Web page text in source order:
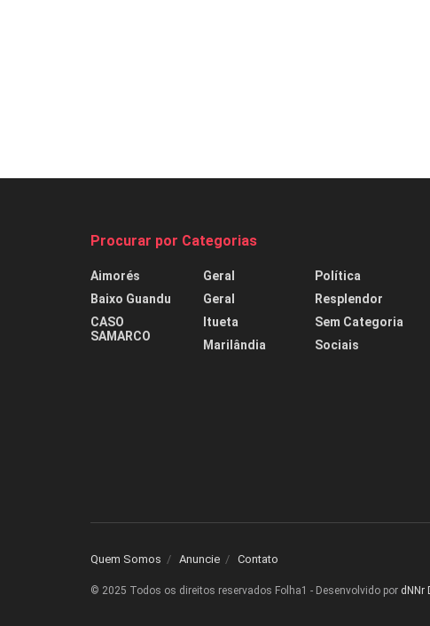
Procurar por Categorias
Aimorés
Baixo Guandu
CASO
SAMARCO
Geral
Geral
Itueta
Marilândia
Política
Resplendor
Sem Categoria
Sociais
Quem Somos Anuncie Contato
© 2025 Todos os direitos reservados Folha1 - Desenvolvido por dNNr